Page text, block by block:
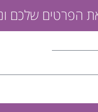
הפרטים שלכם